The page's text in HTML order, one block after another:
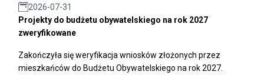
2026-07-31
Projekty do budżetu obywatelskiego na rok 2027
zweryfikowane
Zakończyła się weryfikacja wniosków złożonych przez
mieszkańców do Budżetu Obywatelskiego na rok 2027.